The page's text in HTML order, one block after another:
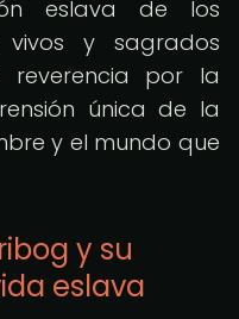
eslava de los
vivos y sagrados
reverencia por la
única de la
y el mundo que
y su
eslava